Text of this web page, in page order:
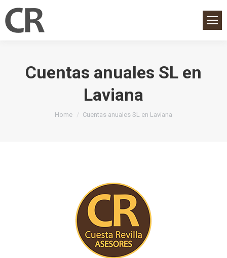
Cuentas anuales SL en
Laviana
You are here:
Home Cuentas anuales SL en Laviana